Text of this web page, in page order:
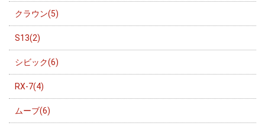
クラウン(5)
S13(2)
シビック(6)
RX-7(4)
ムーブ(6)